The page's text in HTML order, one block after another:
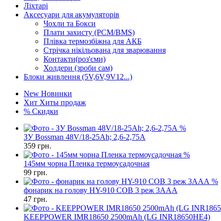
Ліхтарі
Аксесуари для акумуляторів
Чохли та Бокси
Плати захисту (PCM/BMS)
Плівка термозбіжна для АКБ
Стрічка нікільована для зварювання
Контакти(роз'єми)
Холдери (зроби сам)
Блоки живлення (5V,6V,9V12...)
New Новинки
Хит Хиты продаж
% Скидки
%
ЗУ Bossman 48V/18-25Ah; 2,6-2,75А
359 грн.
%
145мм чорна Пленка термоусадочная
99 грн.
%
фонарик на голову HY-910 COB 3 реж 3AAA
47 грн.
KEEPPOWER IMR18650 2500mAh (LG INR18650HE4)